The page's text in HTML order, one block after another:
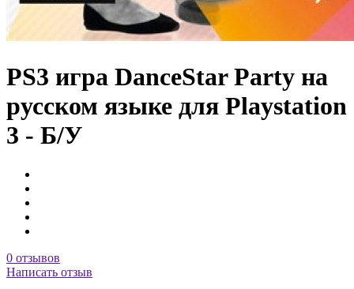
PS3 игра DanceStar Party на
русском языке для Playstation
3 - Б/У
0 отзывов
Написать отзыв